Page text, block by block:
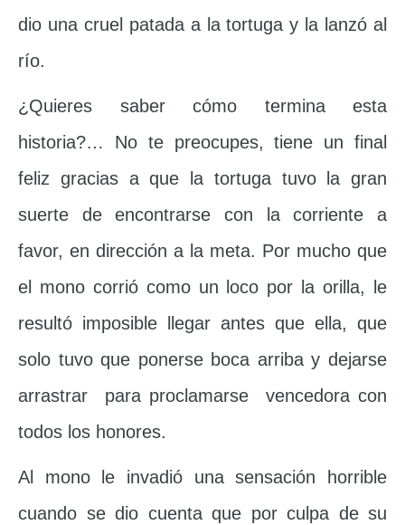
dio una cruel patada a la tortuga y la lanzó al
río.
¿Quieres saber cómo termina esta
historia?… No te preocupes, tiene un final
feliz gracias a que la tortuga tuvo la gran
suerte de encontrarse con la corriente a
favor, en dirección a la meta. Por mucho que
el mono corrió como un loco por la orilla, le
resultó imposible llegar antes que ella, que
solo tuvo que ponerse boca arriba y dejarse
arrastrar para proclamarse vencedora con
todos los honores.
Al mono le invadió una sensación horrible
cuando se dio cuenta que por culpa de su